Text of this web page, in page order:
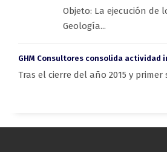
Objeto: La ejecución de
Geología...
GHM Consultores consolida actividad
Tras el cierre del año 2015 y primer